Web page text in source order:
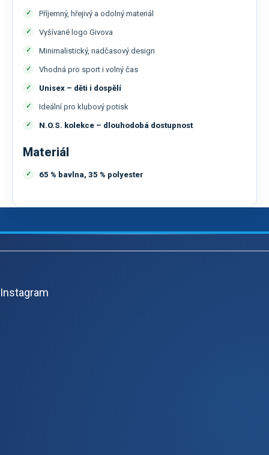
Příjemný, hřejivý a odolný materiál
Vyšívané logo Givova
Minimalistický, nadčasový design
Vhodná pro sport i volný čas
Unisex – děti i dospělí
Ideální pro klubový potisk
N.O.S. kolekce – dlouhodobá dostupnost
Materiál
65 % bavlna, 35 % polyester
Z
Instagram